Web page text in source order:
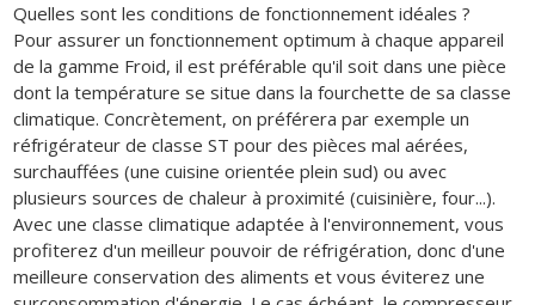
Quelles sont les conditions de fonctionnement idéales ?
Pour assurer un fonctionnement optimum à chaque appareil
de la gamme Froid, il est préférable qu'il soit dans une pièce
dont la température se situe dans la fourchette de sa classe
climatique. Concrètement, on préférera par exemple un
réfrigérateur de classe ST pour des pièces mal aérées,
surchauffées (une cuisine orientée plein sud) ou avec
plusieurs sources de chaleur à proximité (cuisinière, four...).
Avec une classe climatique adaptée à l'environnement, vous
profiterez d'un meilleur pouvoir de réfrigération, donc d'une
meilleure conservation des aliments et vous éviterez une